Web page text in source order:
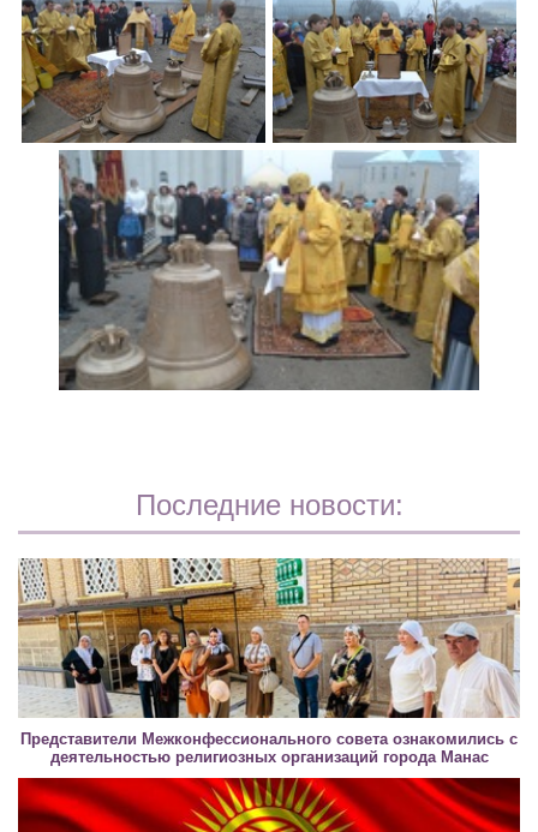
Последние новости:
Представители Межконфессионального совета ознакомились с
деятельностью религиозных организаций города Манас